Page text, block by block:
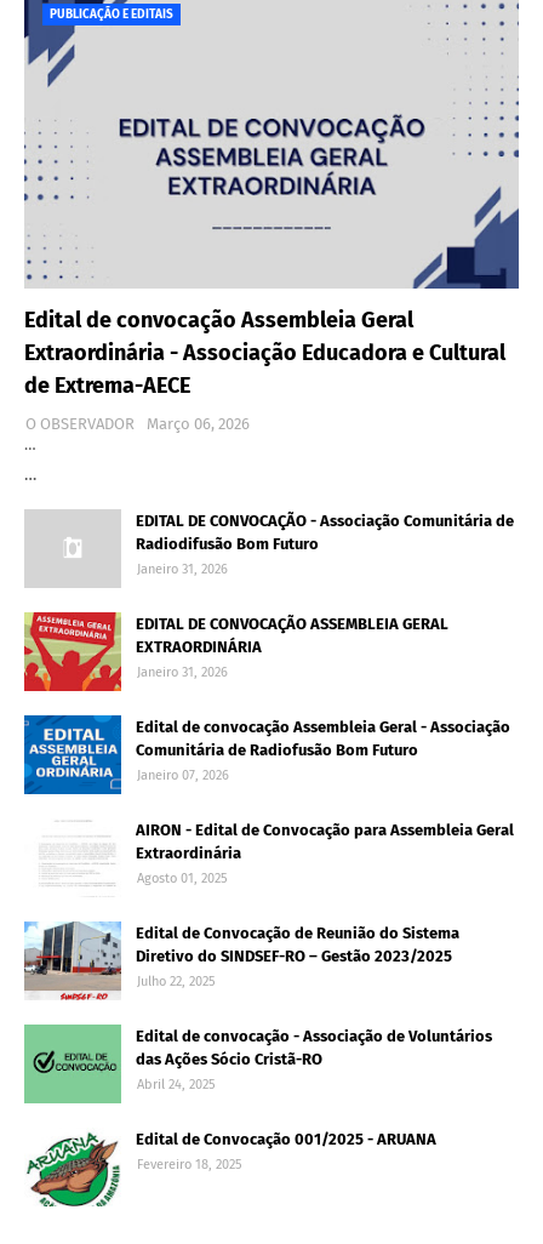
PUBLICAÇÃO E EDITAIS
Edital de convocação Assembleia Geral
Extraordinária - Associação Educadora e Cultural
de Extrema-AECE
O OBSERVADOR
Março 06, 2026
…
…
EDITAL DE CONVOCAÇÃO - Associação Comunitária de
Radiodifusão Bom Futuro
Janeiro 31, 2026
EDITAL DE CONVOCAÇÃO ASSEMBLEIA GERAL
EXTRAORDINÁRIA
Janeiro 31, 2026
Edital de convocação Assembleia Geral - Associação
Comunitária de Radiofusão Bom Futuro
Janeiro 07, 2026
AIRON - Edital de Convocação para Assembleia Geral
Extraordinária
Agosto 01, 2025
Edital de Convocação de Reunião do Sistema
Diretivo do SINDSEF-RO – Gestão 2023/2025
Julho 22, 2025
Edital de convocação - Associação de Voluntários
das Ações Sócio Cristã-RO
Abril 24, 2025
Edital de Convocação 001/2025 - ARUANA
Fevereiro 18, 2025